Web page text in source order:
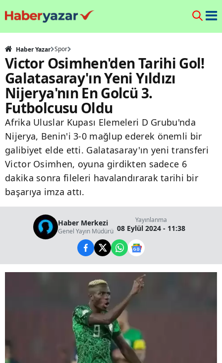
Haber Yazar Spor
Victor Osimhen'den Tarihi Gol!
Galatasaray'ın Yeni Yıldızı
Nijerya'nın En Golcü 3.
Futbolcusu Oldu
Afrika Uluslar Kupası Elemeleri D Grubu'nda
Nijerya, Benin'i 3-0 mağlup ederek önemli bir
galibiyet elde etti. Galatasaray'ın yeni transferi
Victor Osimhen, oyuna girdikten sadece 6
dakika sonra fileleri havalandırarak tarihi bir
başarıya imza attı.
Haber Merkezi
Genel Yayın Müdürü
Yayınlanma
08 Eylül 2024 - 11:38